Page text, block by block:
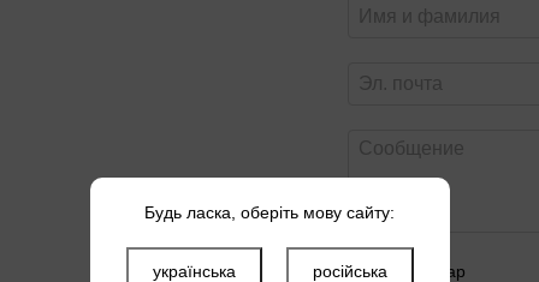
Оцените товар
Будь ласка, оберіть мову сайту:
українська російська